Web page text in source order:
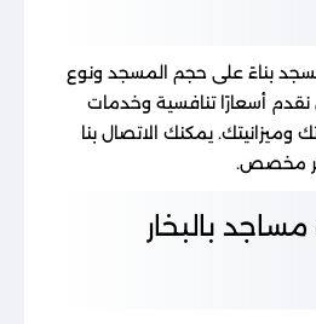
بناءً على حجم المسجد ونوع
أسعارًا تنافسية وخدمات
يمكنك الاتصال بنا
مخصص.
بالبخار